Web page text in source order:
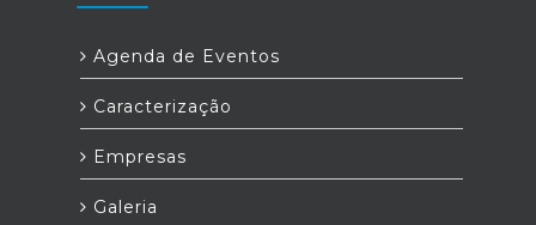
Agenda de Eventos
Caracterização
Empresas
Galeria